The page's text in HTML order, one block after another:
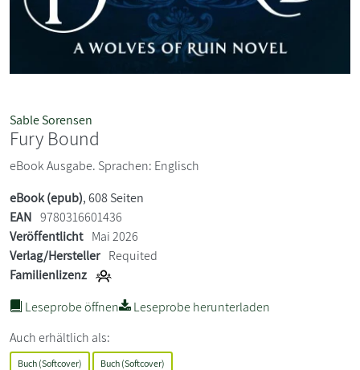
Sable Sorensen
Fury Bound
eBook Ausgabe. Sprachen: Englisch
eBook (epub), 608 Seiten
EAN 9780316601436
Veröffentlicht Mai 2026
Verlag/Hersteller Requited
Familienlizenz
Leseprobe öffnen
Leseprobe herunterladen
Auch erhältlich als:
Buch (Softcover)
Buch (Softcover)